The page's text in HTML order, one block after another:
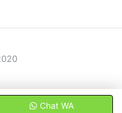
Chat WA